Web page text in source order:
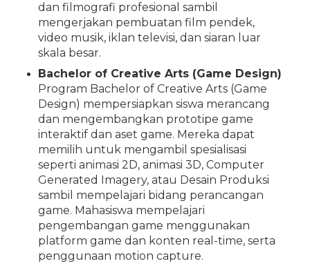
dan filmografi profesional sambil
mengerjakan pembuatan film pendek,
video musik, iklan televisi, dan siaran luar
skala besar.
Bachelor of Creative Arts (Game Design)
Program Bachelor of Creative Arts (Game
Design) mempersiapkan siswa merancang
dan mengembangkan prototipe game
interaktif dan aset game. Mereka dapat
memilih untuk mengambil spesialisasi
seperti animasi 2D, animasi 3D, Computer
Generated Imagery, atau Desain Produksi
sambil mempelajari bidang perancangan
game. Mahasiswa mempelajari
pengembangan game menggunakan
platform game dan konten real-time, serta
penggunaan motion capture.